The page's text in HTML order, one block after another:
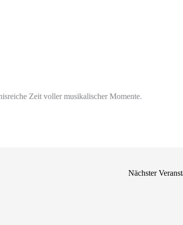
Zeit voller musikalischer Momente.
Nächster